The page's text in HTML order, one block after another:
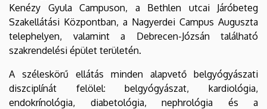
Kenézy Gyula Campuson, a Bethlen utcai Járóbeteg
Szakellátási Központban, a Nagyerdei Campus Auguszta
telephelyen, valamint a Debrecen-Józsán található
szakrendelési épület területén.
A széleskörű ellátás minden alapvető belgyógyászati
diszciplínát felölel: belgyógyászat, kardiológia,
endokrínológia, diabetológia, nephrológia és a